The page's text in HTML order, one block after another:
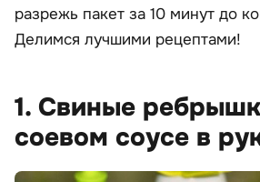
разрежь пакет за 10 минут до
Делимся лучшими рецептами!
1. Свиные
соевом соусе в